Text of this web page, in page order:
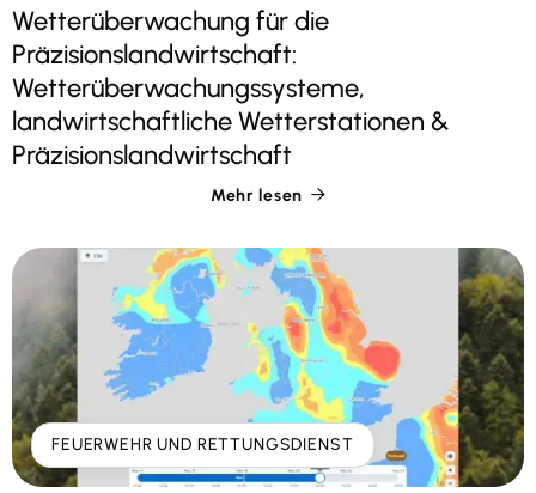
Wetterüberwachung für die
Präzisionslandwirtschaft:
Wetterüberwachungssysteme,
landwirtschaftliche Wetterstationen &
Präzisionslandwirtschaft
Mehr lesen 
FEUERWEHR UND RETTUNGSDIENST